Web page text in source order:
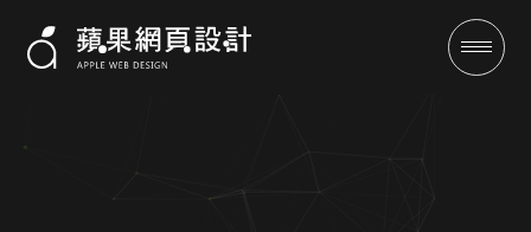
遙空映畫-影像網站設計案例 |